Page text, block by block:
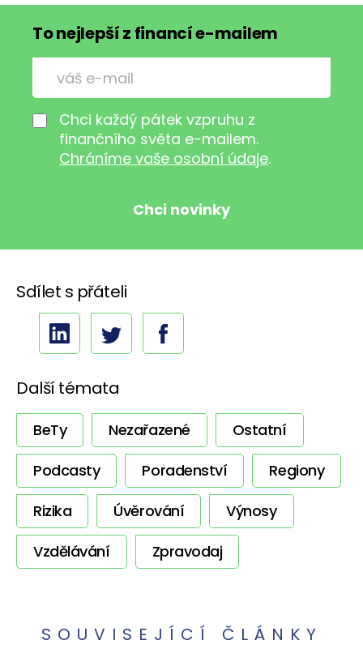
To nejlepší z financí e-mailem
Chci každý pátek vzpruhu z
finančního světa e-mailem.
Chráníme vaše osobní údaje.
Sdílet s přáteli
Další témata
BeTy Nezařazené
Ostatní
Podcasty
Poradenství
Regiony
Rizika
Úvěrování
Výnosy
Vzdělávání
Zpravodaj
SOUVISEJÍCÍ ČLÁNKY